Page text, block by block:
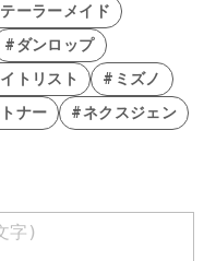
ーラーメイド
#ダンロップ
トリスト
#ミズノ
ナー
#ネクスジェン